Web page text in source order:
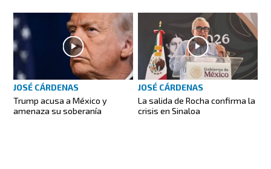
JOSÉ CÁRDENAS
Trump acusa a México y
amenaza su soberanía
JOSÉ CÁRDENAS
La salida de Rocha confirma la
crisis en Sinaloa